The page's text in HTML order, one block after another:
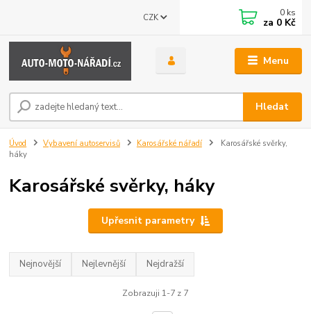
Menu
CZK
Hledat
0 ks
za 0 Kč
Úvod Vybavení autoservisů Karosářské nářadí
Karosářské svěrky,
háky
Karosářské svěrky, háky
Upřesnit parametry
Nejnovější Nejlevnější Nejdražší
Zobrazuji 1-7 z 7